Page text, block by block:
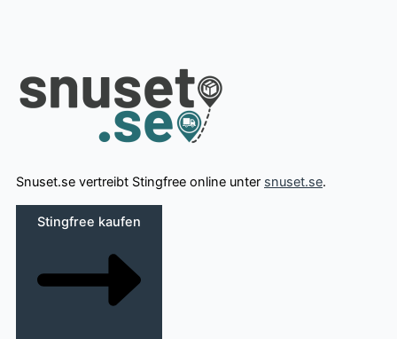
Snuset.se vertreibt Stingfree online unter snuset.se.
Stingfree kaufen